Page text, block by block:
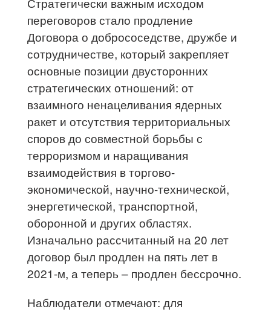
переговоров стало продление
Договора о добрососедстве, дружбе и
сотрудничестве, который закрепляет
основные позиции двусторонних
стратегических отношений: от
взаимного ненацеливания ядерных
ракет и отсутствия территориальных
споров до совместной борьбы с
терроризмом и наращивания
взаимодействия в торгово-
экономической, научно-технической,
энергетической, транспортной,
оборонной и других областях.
Изначально рассчитанный на 20 лет
договор был продлен на пять лет в
2021-м, а теперь – продлен бессрочно.
Наблюдатели отмечают: для